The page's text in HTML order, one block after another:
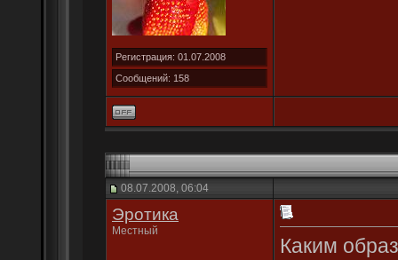
Регистрация: 01.07.2008
Сообщений: 158
08.07.2008, 06:04
Эротика
Местный
Каким